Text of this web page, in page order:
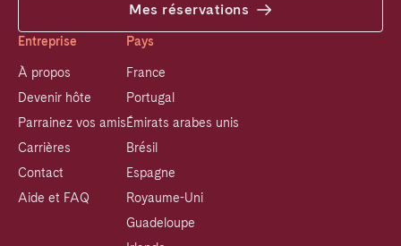
Mes réservations
Entreprise
À propos
Devenir hôte
Parrainez vos amis
Carrières
Contact
Aide et FAQ
Pays
France
Portugal
Émirats arabes unis
Brésil
Espagne
Royaume-Uni
Guadeloupe